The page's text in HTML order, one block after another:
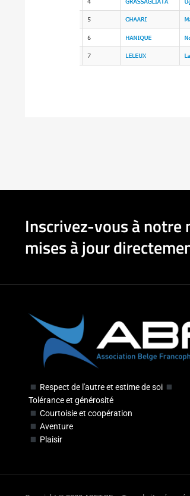
Inscrivez-vous à
mises à jour
Respect de l'autre et estime de soi
Tolérance et générosité
Courtoisie et coopération
Aventure
Plaisir